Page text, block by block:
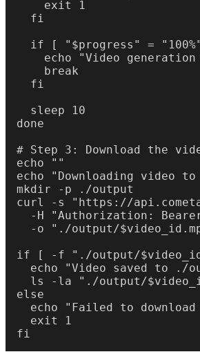
    exit 1
  fi
if [ "$progress" =
echo "Video generation
    break
  fi
  sleep 10
done
# Step 3: Download the
echo ""
echo "Downloading video
mkdir -p ./output
curl -s "https://
-H "Authorization:
-o "./output/
if [ -f "./output/
echo "Video saved to ./
ls -la "./output/
else
echo "Failed to download
  exit 1
fi